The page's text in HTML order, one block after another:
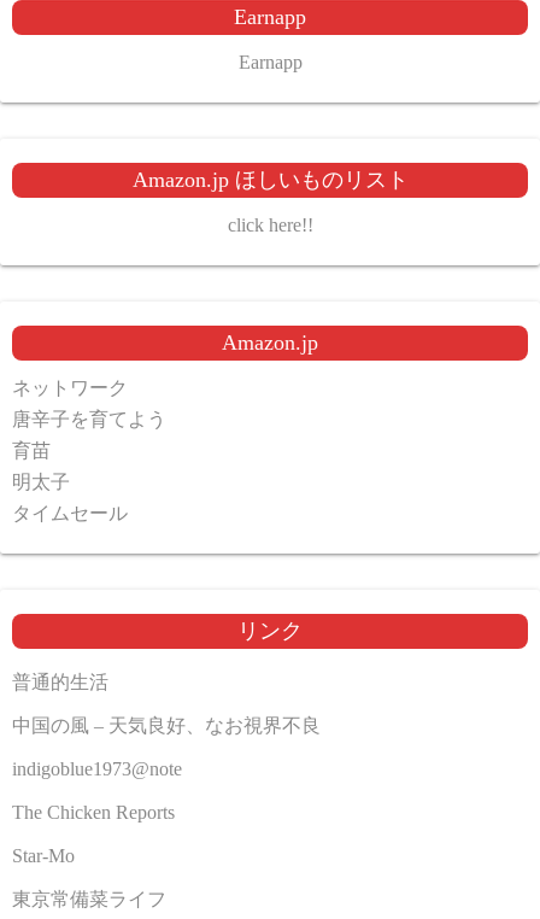
Earnapp
Earnapp
Amazon.jp ほしいものリスト
click here!!
Amazon.jp
ネットワーク
唐辛子を育てよう
育苗
明太子
タイムセール
リンク
普通的生活
中国の風 – 天気良好、なお視界不良
indigoblue1973@note
The Chicken Reports
Star-Mo
東京常備菜ライフ